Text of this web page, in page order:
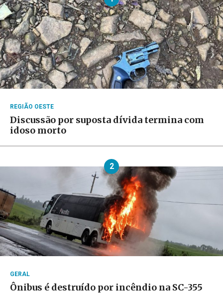
REGIÃO OESTE
Discussão por suposta dívida termina com
idoso morto
2
GERAL
Ônibus é destruído por incêndio na SC-355